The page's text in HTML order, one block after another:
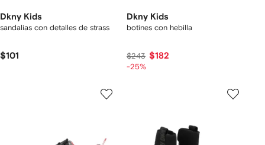
Dkny Kids
sandalias con detalles de strass
$101
Dkny Kids
botines con hebilla
$243 $182
-25%